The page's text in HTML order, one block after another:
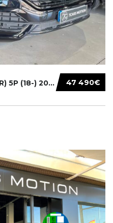
47 490€
VOLKSWAGEN TOUAREG (CR) 5P (18-) 2021...